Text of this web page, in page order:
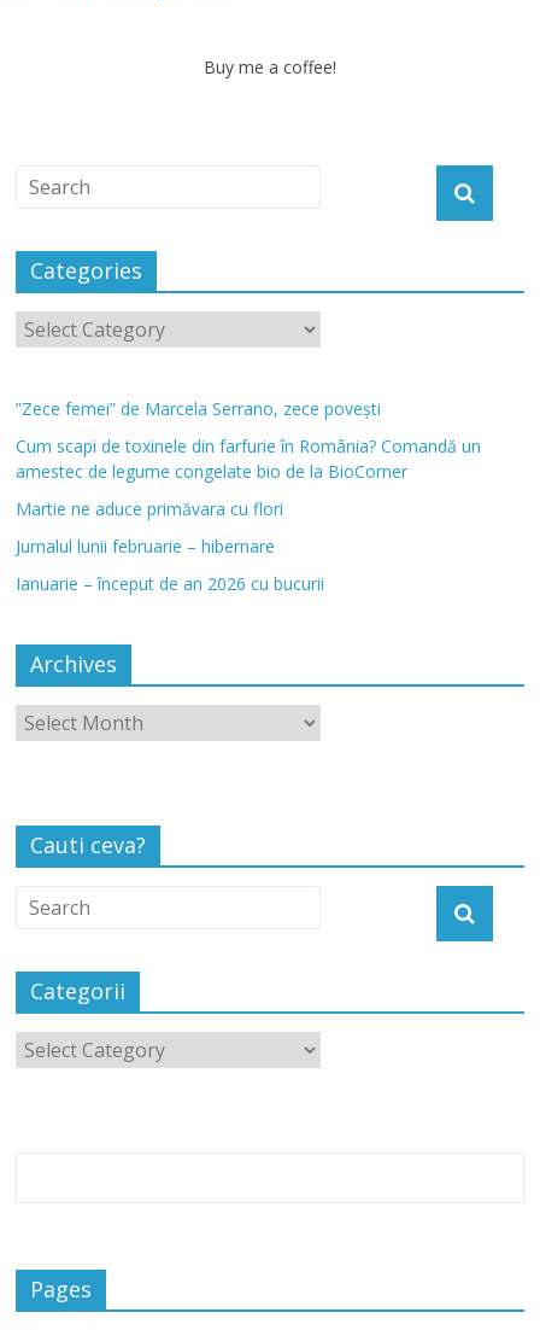
Buy me a coffee!
Categories
”Zece femei” de Marcela Serrano, zece povești
Cum scapi de toxinele din farfurie în România? Comandă un
amestec de legume congelate bio de la BioCorner
Martie ne aduce primăvara cu flori
Jurnalul lunii februarie – hibernare
Ianuarie – început de an 2026 cu bucurii
Archives
Cauti ceva?
Categorii
Pages